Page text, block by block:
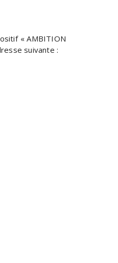
« AMBITION
suivante :